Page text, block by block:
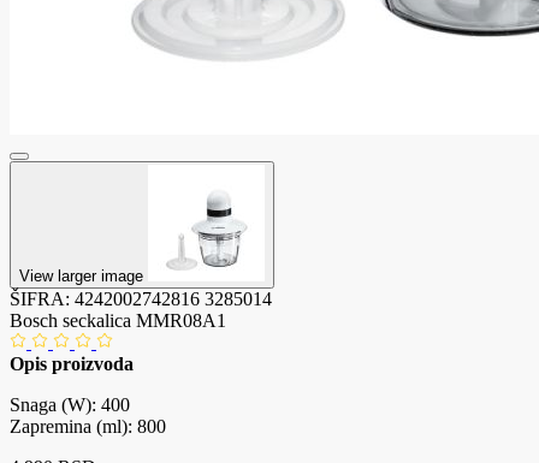
View larger image
ŠIFRA: 4242002742816 3285014
Bosch seckalica MMR08A1
Opis proizvoda
Snaga (W): 400
Zapremina (ml): 800